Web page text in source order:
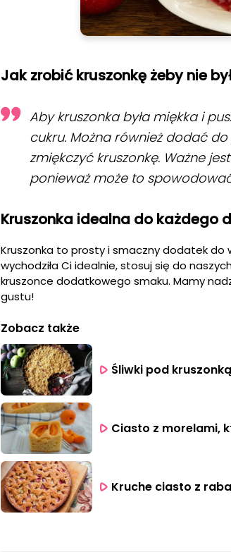
Jak zrobić kruszonkę żeby nie
Aby kruszonka była miękka i
cukru. Można również dodać
zmiękczyć kruszonkę. Ważne
ponieważ może to
Kruszonka idealna do każdego
Kruszonka to prosty i smaczny dodatek do
wychodziła Ci idealnie, stosuj się do
kruszonce dodatkowego smaku. Mamy
gustu!
Zobacz także
Śliwki pod
Ciasto z morelami,
Kruche ciasto z